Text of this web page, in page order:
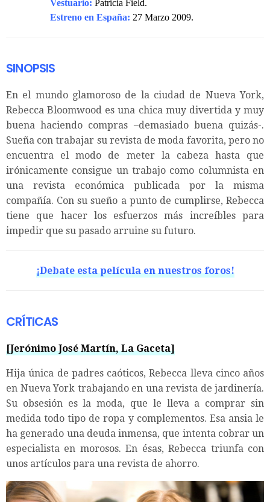
Vestuario: Patricia Field.
Estreno en España: 27 Marzo 2009.
SINOPSIS
En el mundo glamoroso de la ciudad de Nueva York,
Rebecca Bloomwood es una chica muy divertida y muy
buena haciendo compras –demasiado buena quizás-.
Sueña con trabajar su revista de moda favorita, pero no
encuentra el modo de meter la cabeza hasta que
irónicamente consigue un trabajo como columnista en
una revista económica publicada por la misma
compañía. Con su sueño a punto de cumplirse, Rebecca
tiene que hacer los esfuerzos más increíbles para
impedir que su pasado arruine su futuro.
¡Debate esta película en nuestros foros!
CRÍTICAS
[Jerónimo José Martín, La Gaceta]
Hija única de padres caóticos, Rebecca lleva cinco años
en Nueva York trabajando en una revista de jardinería.
Su obsesión es la moda, que le lleva a comprar sin
medida todo tipo de ropa y complementos. Esa ansia le
ha generado una deuda inmensa, que intenta cobrar un
especialista en morosos. En ésas, Rebecca triunfa con
unos artículos para una revista de ahorro.